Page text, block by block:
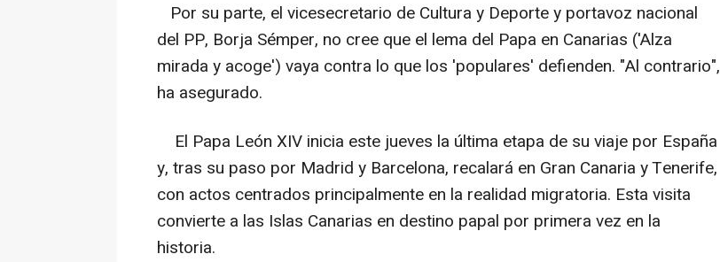
Por su parte, el vicesecretario de Cultura y Deporte y portavoz nacional
del PP, Borja Sémper, no cree que el lema del Papa en Canarias ('Alza
mirada y acoge') vaya contra lo que los 'populares' defienden. "Al contrario",
ha asegurado.
El Papa León XIV inicia este jueves la última etapa de su viaje por España
y, tras su paso por Madrid y Barcelona, recalará en Gran Canaria y Tenerife,
con actos centrados principalmente en la realidad migratoria. Esta visita
convierte a las Islas Canarias en destino papal por primera vez en la
historia.